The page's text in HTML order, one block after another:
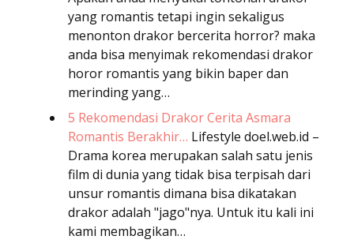
yang romantis tetapi ingin sekaligus
menonton drakor bercerita horror? maka
anda bisa menyimak rekomendasi drakor
horor romantis yang bikin baper dan
merinding yang…
5 Rekomendasi Drakor Cerita Asmara
Romantis Berakhir… Lifestyle doel.web.id –
Drama korea merupakan salah satu jenis
film di dunia yang tidak bisa terpisah dari
unsur romantis dimana bisa dikatakan
drakor adalah "jago"nya. Untuk itu kali ini
kami membagikan…